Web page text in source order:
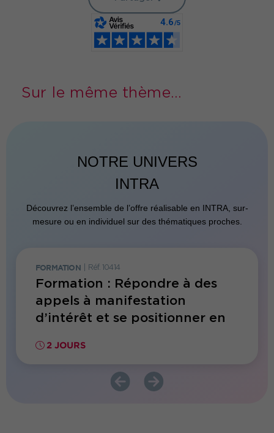
Sur le même thème...
NOTRE UNIVERS
INTRA
Découvrez l’ensemble de l’offre réalisable en INTRA, sur-
mesure ou en individuel sur des thématiques proches.
FORMATION Réf. 10414
Formation : Répondre à des
appels à manifestation
d’intérêt et se positionner en
2 JOURS